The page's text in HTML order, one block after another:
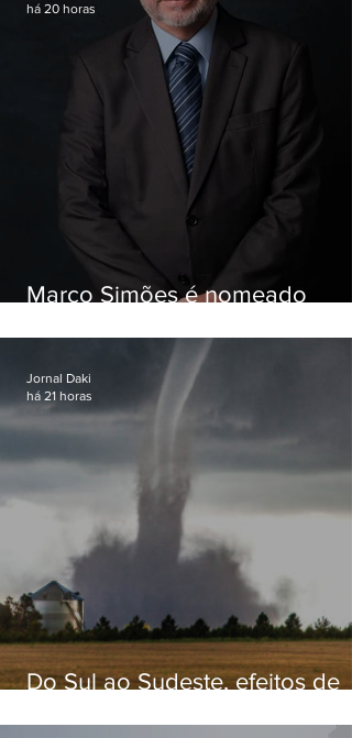
Marco Simões é nomeado
há 20 horas
Do Sul ao Sudeste, efeitos de
apreensão na população
Jornal Daki
há 21 horas